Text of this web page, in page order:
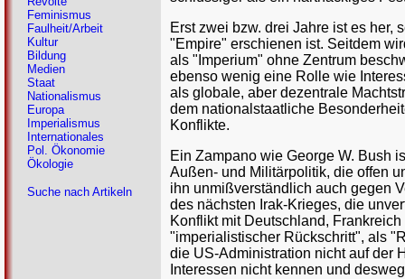
Erst zwei bzw. drei Jahre ist es her,
"Empire" erschienen ist. Seitdem
als "Imperium" ohne Zentrum
ebenso wenig eine Rolle wie
als globale, aber dezentrale
dem nationalstaatliche
Konflikte.
Ein Zampano wie George W. Bush
Außen- und Militärpolitik, die offen
ihn unmißverständlich auch gegen
des nächsten Irak-Krieges, die
Konflikt mit Deutschland,
"imperialistischer Rückschritt", als
die US-Administration nicht auf der
Interessen nicht kennen und
Feminismus
Faulheit/Arbeit
Kultur
Bildung
Medien
Staat
Nationalismus
Europa
Imperialismus
Internationales
Pol. Ökonomie
Ökologie
Suche nach Artikeln